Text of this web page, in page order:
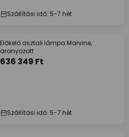
Szállítási idő: 5-7 hét
Előkelő asztali lámpa Marvine,
aranyozott
636 349 Ft
Szállítási idő: 5-7 hét